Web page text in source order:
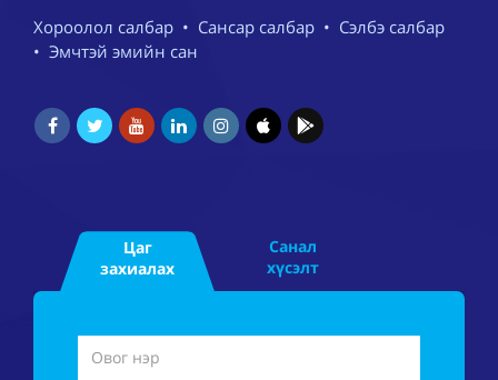
Хороолол салбар • Сансар салбар • Сэлбэ салбар
• Эмчтэй эмийн сан
Цаг
захиалах
Санал
хүсэлт